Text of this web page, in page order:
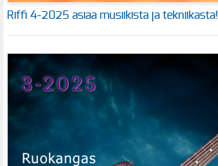
Riffi 4-2025 asiaa musiikista ja tekniikasta!